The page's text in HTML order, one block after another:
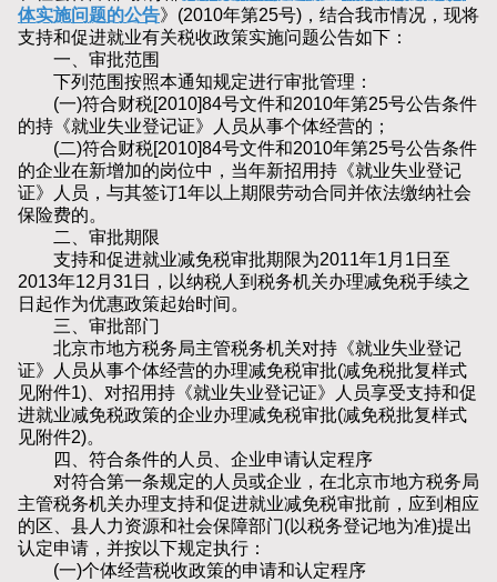
体实施问题的公告》(2010年第25号)，结合我市情况，现将
支持和促进就业有关税收政策实施问题公告如下：
一、审批范围
下列范围按照本通知规定进行审批管理：
(一)符合财税[2010]84号文件和2010年第25号公告条件
的持《就业失业登记证》人员从事个体经营的；
(二)符合财税[2010]84号文件和2010年第25号公告条件
的企业在新增加的岗位中，当年新招用持《就业失业登记
证》人员，与其签订1年以上期限劳动合同并依法缴纳社会
保险费的。
二、审批期限
支持和促进就业减免税审批期限为2011年1月1日至
2013年12月31日，以纳税人到税务机关办理减免税手续之
日起作为优惠政策起始时间。
三、审批部门
北京市地方税务局主管税务机关对持《就业失业登记
证》人员从事个体经营的办理减免税审批(减免税批复样式
见附件1)、对招用持《就业失业登记证》人员享受支持和促
进就业减免税政策的企业办理减免税审批(减免税批复样式
见附件2)。
四、符合条件的人员、企业申请认定程序
对符合第一条规定的人员或企业，在北京市地方税务局
主管税务机关办理支持和促进就业减免税审批前，应到相应
的区、县人力资源和社会保障部门(以税务登记地为准)提出
认定申请，并按以下规定执行：
(一)个体经营税收政策的申请和认定程序